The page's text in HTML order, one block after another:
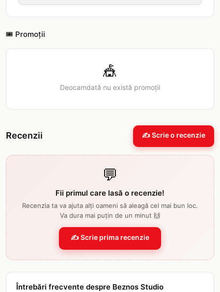
🎟️ Promoții
🎪
Deocamdată nu există promoții
Recenzii ✍️ Scrie o recenzie
💬
Fii primul care lasă o recenzie!
Recenzia ta va ajuta alți oameni să aleagă cel mai bun loc.
Va dura mai puțin de un minut 🙌
✍️ Scrie prima recenzie
Întrebări frecvente despre Beznos Studio